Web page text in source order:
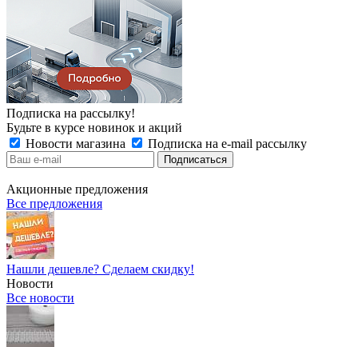
Подписка на рассылку!
Будьте в курсе новинок и акций
Новости магазина
Подписка на e-mail рассылку
Акционные предложения
Все предложения
Нашли дешевле? Сделаем скидку!
Новости
Все новости